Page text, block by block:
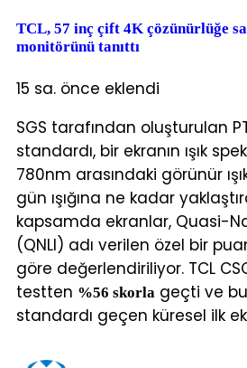
TCL, 57 inç çift 4K çözünürlüğe
monitörünü tanıttı
15 sa. önce eklendi
SGS tarafından oluşturulan
standardı, bir ekranın ışık
780nm arasındaki görünür
gün ışığına ne kadar
kapsamda ekranlar, Quasi-
(QNLI) adı verilen özel bir
göre değerlendiriliyor. TCL
testten %56 skorla geçti ve
standardı geçen küresel ilk